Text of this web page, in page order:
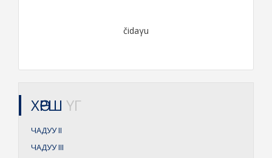
čidaγu
ХӨРШ ҮГ
ЧАДУУII
ЧАДУУIII